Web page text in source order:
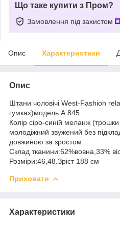
Що таке купити з Пром?
Замовлення під захистом
Опис Характеристики
Опис
Штани чоловічі West-Fashion
гумках)модель А 845.
Колір сіро-синій меланж
молодіжний звужений без
довжиною за зростом
Склад тканини:62%вовна,33%
Розміри:46,48.Зріст 188 см
Приховати
Характеристики